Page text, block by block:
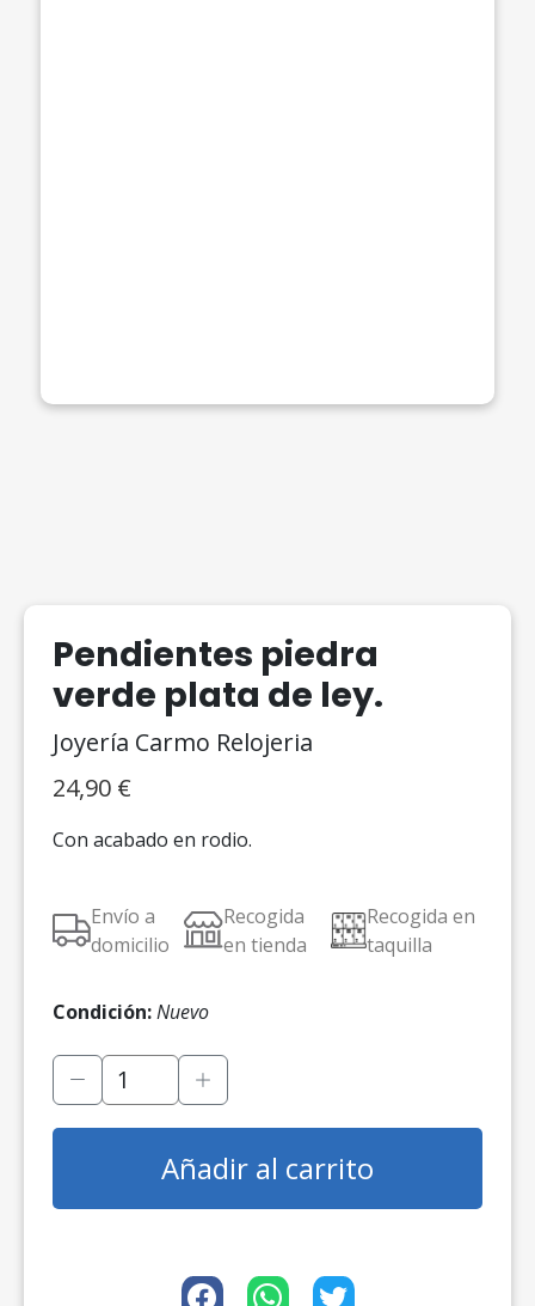
Pendientes piedra
verde plata de ley.
Joyería Carmo Relojeria
24,90 €
Con acabado en rodio.
Envío a
domicilio
Recogida
en tienda
Recogida en
taquilla
Condición:Nuevo
Añadir al carrito